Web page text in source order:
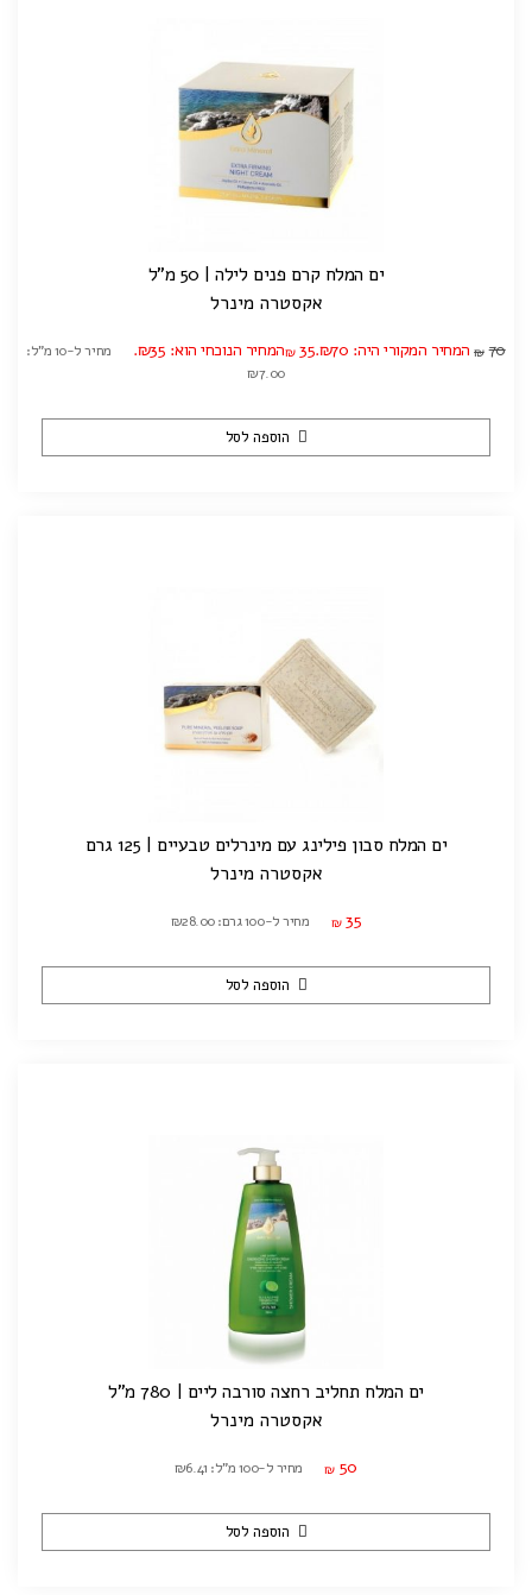
ים המלח קרם פנים לילה | 50 מ"ל
אקסטרה מינרל
₪ 70 המחיר המקורי היה: ₪70. ₪ 35 המחיר הנוכחי הוא: ₪35.
מחיר ל-10 מ"ל:
₪7.00
הוספה לסל
ים המלח סבון פילינג עם מינרלים טבעיים | 125 גרם
אקסטרה מינרל
₪ 35 מחיר ל-100 גרם: ₪28.00
הוספה לסל
ים המלח תחליב רחצה סורבה ליים | 780 מ"ל
אקסטרה מינרל
₪ 50 מחיר ל-100 מ"ל: ₪6.41
הוספה לסל